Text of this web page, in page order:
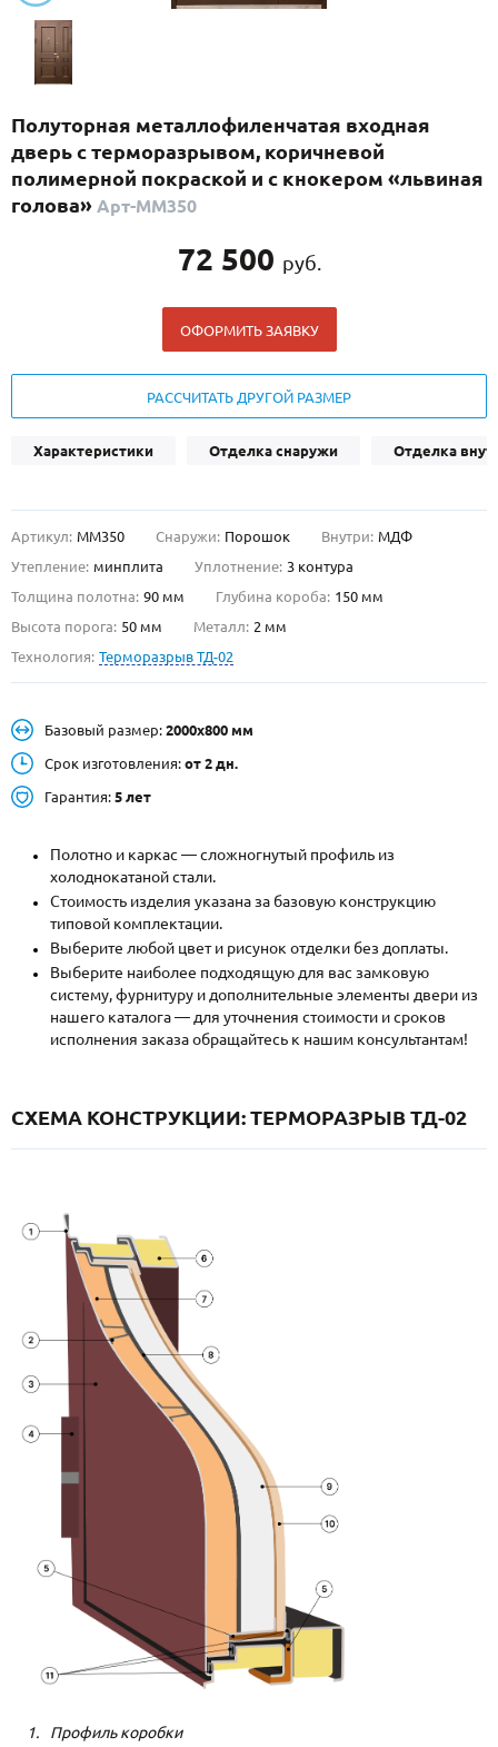
С реечным дизайном (29)
ПО НАЗНАЧЕНИЮ
ПО КОНСТРУКЦИИ
Популярные двери
ДОСТАВКА
О НАС
Металлические двери от производителя с доставкой и установкой в
НАЙТИ:
ЗАПРОСИТЬ РАСЧЕТ
Каталог Как купить
Записаться на замер
Полуторная металлофиленчатая входная
дверь с терморазрывом, коричневой
полимерной покраской и с кнокером «львиная
голова» Арт-ММ350
72 500 руб.
ОФОРМИТЬ ЗАЯВКУ
РАССЧИТАТЬ ДРУГОЙ РАЗМЕР
Характеристики Отделка снаружи Отделка
Артикул: ММ350 Снаружи: Порошок Внутри: МДФ
Утепление: минплита Уплотнение: 3 контура
Толщина полотна: 90 мм Глубина короба: 150 мм
Высота порога: 50 мм Металл: 2 мм
Технология: Терморазрыв ТД-02
Базовый размер: 2000х800 мм
Срок изготовления: от 2 дн.
Гарантия: 5 лет
Полотно и каркас — сложногнутый профиль из
холоднокатаной стали.
Стоимость изделия указана за базовую конструкцию
типовой комплектации.
Выберите любой цвет и рисунок отделки без доплаты.
Выберите наиболее подходящую для вас замковую
систему, фурнитуру и дополнительные элементы двери из
нашего каталога — для уточнения стоимости и сроков
исполнения заказа обращайтесь к нашим консультантам!
СХЕМА КОНСТРУКЦИИ: ТЕРМОРАЗРЫВ ТД-02
Профиль коробки